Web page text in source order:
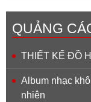
QUẢNG
THIẾT KẾ ĐỒ
Album nhạc
nhiên